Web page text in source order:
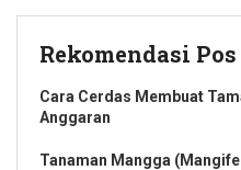
Rekomendasi Pos
Cara Cerdas Membuat
Anggaran
Tanaman Mangga